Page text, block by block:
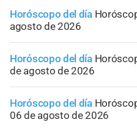
Horóscopo del día
agosto de 2026
Horóscopo del día
de agosto de 2026
Horóscopo del día
06 de agosto de 2026